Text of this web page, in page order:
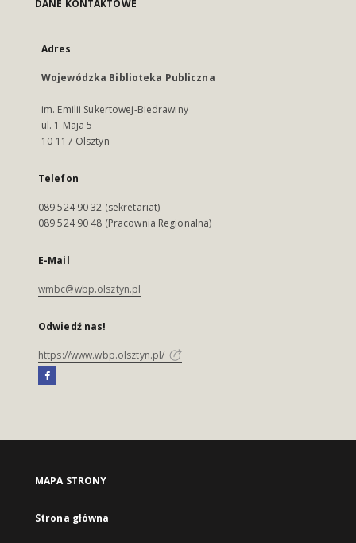
DANE KONTAKTOWE
Adres
Wojewódzka Biblioteka Publiczna
im. Emilii Sukertowej-Biedrawiny
ul. 1 Maja 5
10-117 Olsztyn
Telefon
089 524 90 32 (sekretariat)
089 524 90 48 (Pracownia Regionalna)
E-Mail
wmbc@wbp.olsztyn.pl
Odwiedź nas!
https://www.wbp.olsztyn.pl/
MAPA STRONY
Strona główna